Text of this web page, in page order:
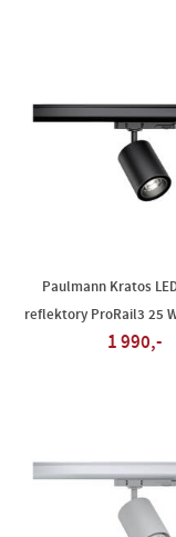
Paulmann Kratos
reflektory ProRail3 25
1 990,-